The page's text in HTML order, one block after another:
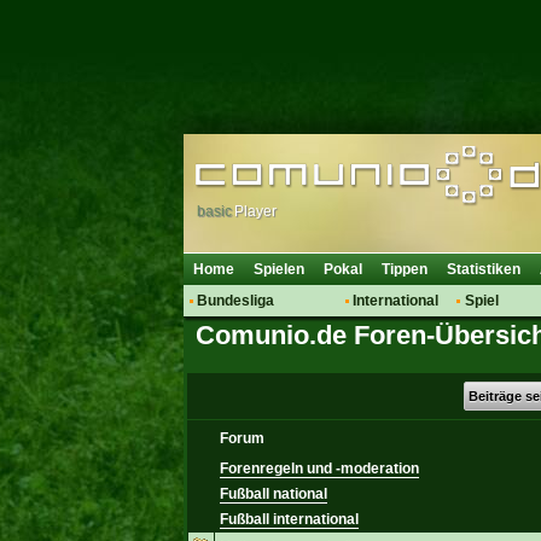
basic Player
Home Spielen Pokal Tippen Statistiken
Bundesliga
Hot News
Vereinsdiskussion
Vereinsfragen
International
Vereine
Spiel
Regeln &
Comunio.de Foren-
Beiträge
Forum
Forenregeln und -moderation
Fußball national
Fußball international